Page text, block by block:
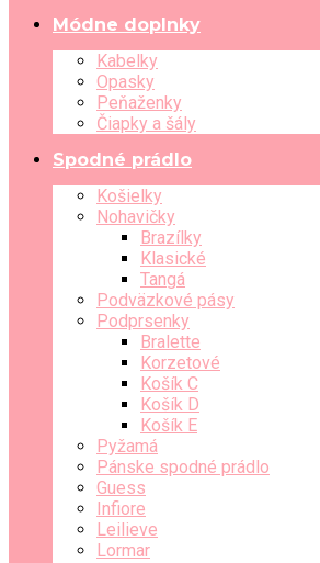
Módne doplnky
Kabelky
Opasky
Peňaženky
Čiapky a šály
Spodné prádlo
Košielky
Nohavičky
Brazílky
Klasické
Tangá
Podväzkové pásy
Podprsenky
Bralette
Korzetové
Košík C
Košík D
Košík E
Pyžamá
Pánske spodné prádlo
Guess
Infiore
Leilieve
Lormar